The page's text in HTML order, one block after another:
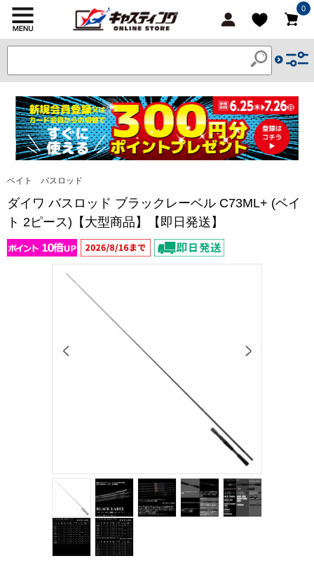
0
ベイト バスロッド
ダイワ バスロッド ブラックレーベル C73ML+ (ベイ
ト 2ピース)【大型商品】【即日発送】